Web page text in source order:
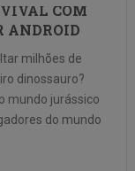
COM
ANDROID
milhões de
dinossauro?
mundo jurássico
do mundo
espécies